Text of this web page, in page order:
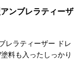
ンブレラティーザ
レラティーザー ドレ
料も入ったしっかり